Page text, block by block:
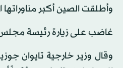
وأطلقت الصين أكبر
غاضب على زيارة رئيسة مجلس
وقال وزير خارجية تايوان